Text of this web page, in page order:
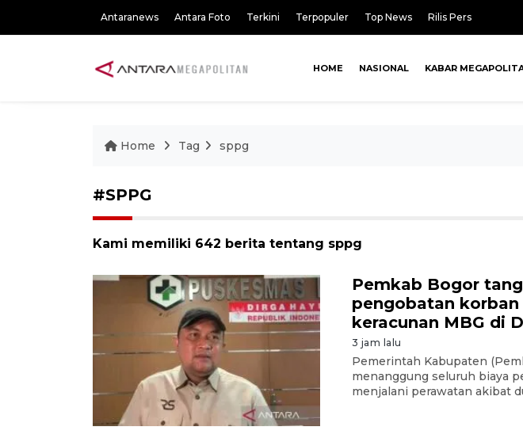
Antaranews Antara Foto Terkini Terpopuler Top News Rilis Pers
HOME NASIONAL KABAR
Home Tag sppg
#SPPG
Kami memiliki 642 berita tentang sppg
Pemkab Bogor
pengobatan korban
keracunan MBG di
3 jam lalu
Pemerintah Kabupaten
menanggung seluruh biaya
menjalani perawatan akibat